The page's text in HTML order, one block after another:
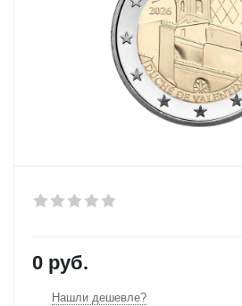
0 руб.
Нашли дешевле?